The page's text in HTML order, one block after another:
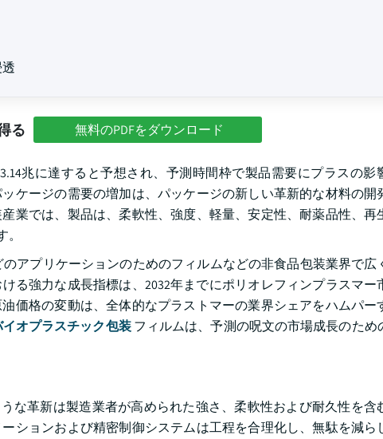
る 無料のPDFをダウンロード
兆に達すると予想され、予測時間枠で製品需要にプラスの影
ケージの需要の増加は、パッケージの新しい革新的な材料の開
業では、製品は、柔軟性、強度、軽量、安定性、耐薬品性、再
アプリケーションのためのフィルムなどの非食品包装業界で広
る強力な成長指標は、2032年までにポリオレフィンプラスマー
価格の変動は、全体的なプラストマーの業界シェアをハムパー
イオプラスチック包装フィルムは、予測の呪文の市場成長のため
な革新は製造業者が高められた強さ、柔軟性および耐久性を含
ションおよび精密制御システムは工程を合理化し、無駄を減ら